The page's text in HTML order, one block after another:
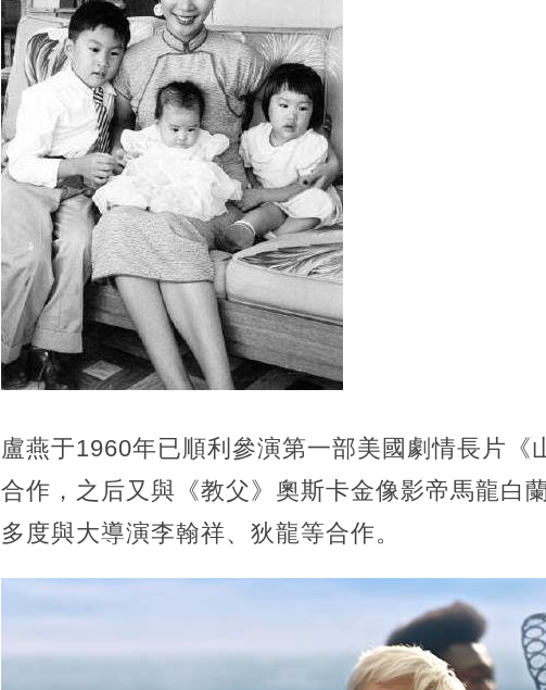
盧燕于1960年已順利參演第一部美國劇情長片《
合作，之后又與《教父》奧斯卡金像影帝馬龍白
多度與大導演李翰祥、狄龍等合作。